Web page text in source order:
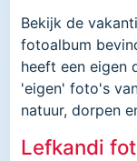
Bekijk de
fotoalbum
heeft een eigen
'eigen' foto's
natuur, dorpen
Lefkandi